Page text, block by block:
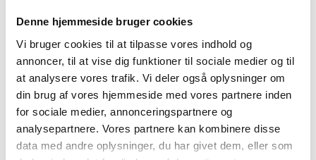
Denne hjemmeside bruger cookies
Vi bruger cookies til at tilpasse vores indhold og
annoncer, til at vise dig funktioner til sociale medier og til
at analysere vores trafik. Vi deler også oplysninger om
din brug af vores hjemmeside med vores partnere inden
for sociale medier, annonceringspartnere og
analysepartnere. Vores partnere kan kombinere disse
data med andre oplysninger, du har givet dem, eller som
KURSUSSEKRETÆR
ELSEBETH CHARLOTTE
CHRISTIANSEN
M: elc@hrs.dk
T: 25503827
Kontakt mig, hvis du har spørgsmål til